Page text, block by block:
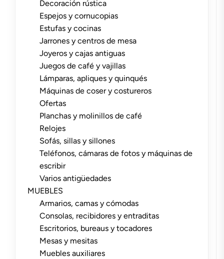
Decoración rústica
Espejos y cornucopias
Estufas y cocinas
Jarrones y centros de mesa
Joyeros y cajas antiguas
Juegos de café y vajillas
Lámparas, apliques y quinqués
Máquinas de coser y costureros
Ofertas
Planchas y molinillos de café
Relojes
Sofás, sillas y sillones
Teléfonos, cámaras de fotos y máquinas de
escribir
Varios antigüedades
MUEBLES
Armarios, camas y cómodas
Consolas, recibidores y entraditas
Escritorios, bureaus y tocadores
Mesas y mesitas
Muebles auxiliares